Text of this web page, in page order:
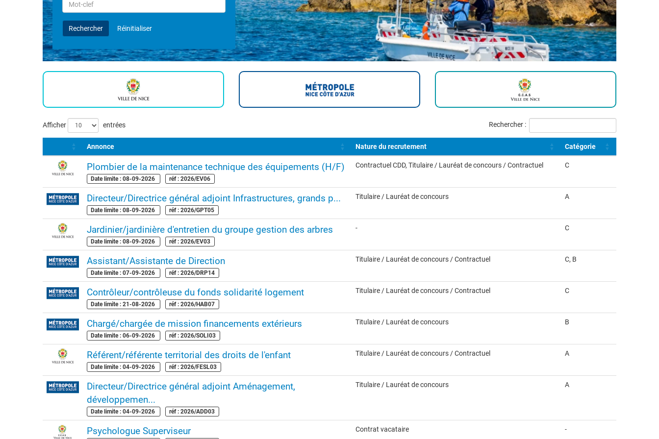
par
Mot-
clefRechercher Réinitialiser
Liste
des
offres
Afficher entrées Rechercher :
Annonce Nature du recrutement Catégorie
Plombier de la maintenance technique des équipements (H/F)
Date limite : 08-09-2026 réf : 2026/EV06
Contractuel CDD, Titulaire / Lauréat de concours / Contractuel C
Directeur/Directrice général adjoint Infrastructures, grands p...
Date limite : 08-09-2026 réf : 2026/GPT05
Titulaire / Lauréat de concours A
Jardinier/jardinière d'entretien du groupe gestion des arbres
Date limite : 08-09-2026 réf : 2026/EV03
- C
Assistant/Assistante de Direction
Date limite : 07-09-2026 réf : 2026/DRP14
Titulaire / Lauréat de concours / Contractuel C, B
Contrôleur/contrôleuse du fonds solidarité logement
Date limite : 21-08-2026 réf : 2026/HAB07
Titulaire / Lauréat de concours / Contractuel C
Chargé/chargée de mission financements extérieurs
Date limite : 06-09-2026 réf : 2026/SOLI03
Titulaire / Lauréat de concours B
Référent/référente territorial des droits de l'enfant
Date limite : 04-09-2026 réf : 2026/FESL03
Titulaire / Lauréat de concours / Contractuel A
Directeur/Directrice général adjoint Aménagement,
développemen...
Date limite : 04-09-2026 réf : 2026/ADD03
Titulaire / Lauréat de concours A
Psychologue Superviseur Contrat vacataire -